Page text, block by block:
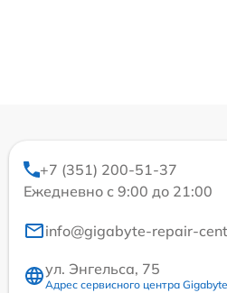
+7 (351) 200-51-37
Ежедневно с 9:00 до 21:00
info@gigabyte-repair-
ул. Энгельса, 75
Адрес сервисного центра Gigabyte